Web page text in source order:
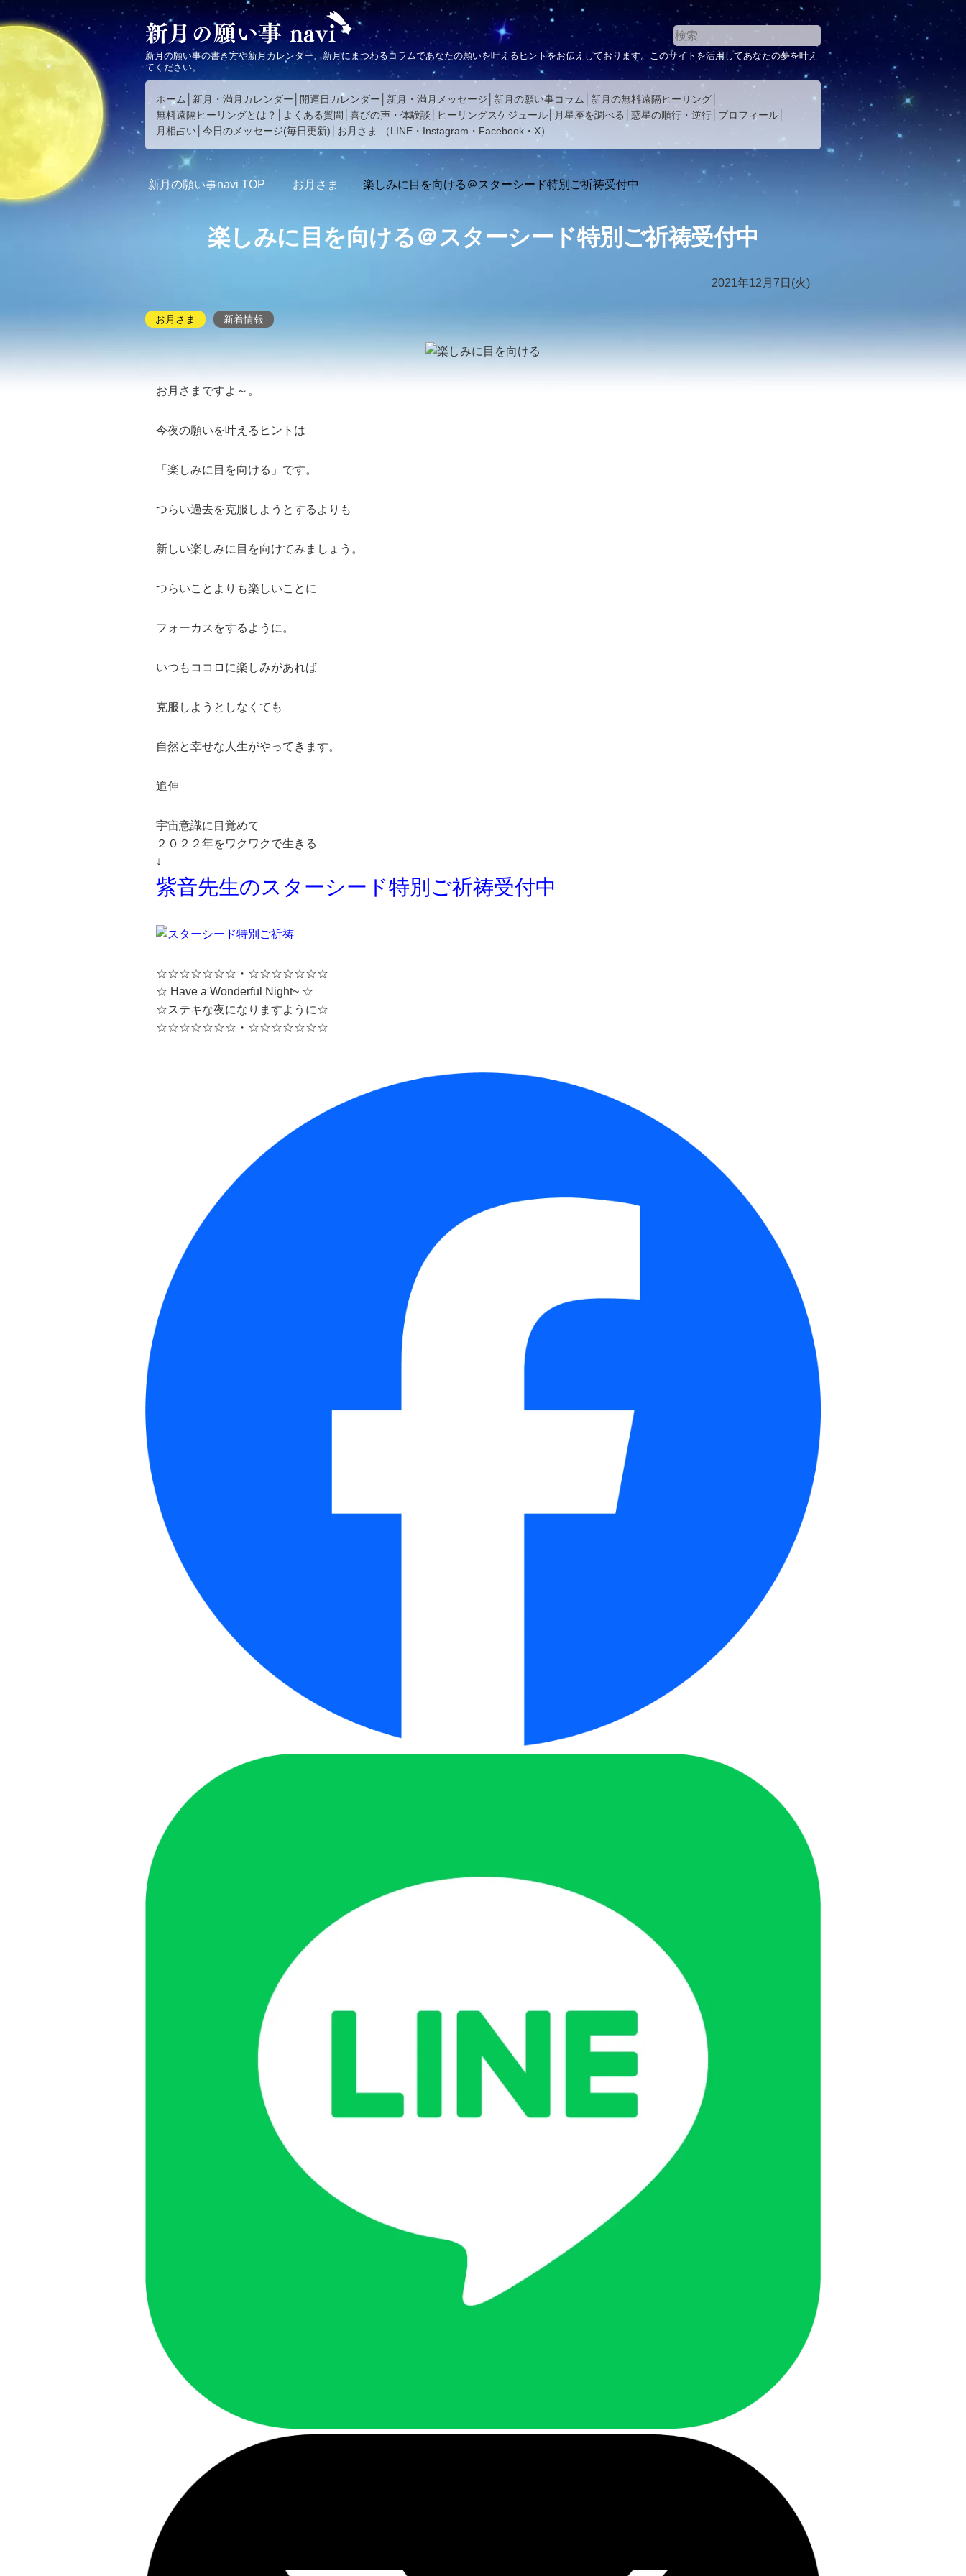
新月の願い事の書き方や新月カレンダー、新月にまつわるコラムであなたの願いを叶えるヒントをお伝えしております。このサイトを活用してあなたの夢を叶え
てください。
ホーム 新月・満月カレンダー 開運日カレンダー 新月・満月メッセージ 新月の願い事コラム
新月の無料遠隔ヒーリング
無料遠隔ヒーリングとは？
よくある質問 喜びの声・体験談 ヒーリングスケジュール 月星座を調べる 惑星の順行・逆行
プロフィール
月相占い 今日のメッセージ(毎日更新) お月さま （LINE ・ Instagram ・ Facebook ・ X）
新月の願い事navi TOP お月さま 楽しみに目を向ける＠スターシード特別ご祈祷受付中
楽しみに目を向ける＠スターシード特別ご祈祷受付中
2021年12月7日(火)
お月さま 新着情報
お月さまですよ～。
今夜の願いを叶えるヒントは
「楽しみに目を向ける」です。
つらい過去を克服しようとするよりも
新しい楽しみに目を向けてみましょう。
つらいことよりも楽しいことに
フォーカスをするように。
いつもココロに楽しみがあれば
克服しようとしなくても
自然と幸せな人生がやってきます。
追伸
宇宙意識に目覚めて
２０２２年をワクワクで生きる
↓
紫音先生のスターシード特別ご祈祷受付中
☆☆☆☆☆☆☆・☆☆☆☆☆☆☆
☆ Have a Wonderful Night~ ☆
☆ステキな夜になりますように☆
☆☆☆☆☆☆☆・☆☆☆☆☆☆☆